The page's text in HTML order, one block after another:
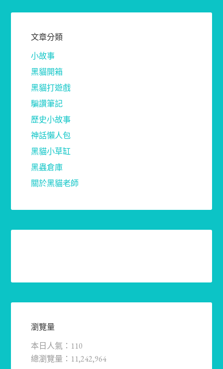
文章分類
小故事
黑貓開箱
黑貓打遊戲
騙讚筆記
歷史小故事
神話懶人包
黑貓小草缸
黑蟲倉庫
關於黑貓老師
瀏覽量
本日人氣：110
總瀏覽量：11,242,964